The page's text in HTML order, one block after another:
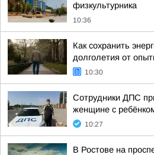
физкультурника
10:36
Как сохранить
долголетия от
10:30
Сотрудники ДПС
женщине с
10:27
В Ростове на